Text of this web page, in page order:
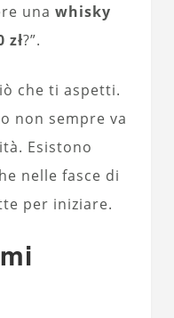
una whisky
zł?”.
che ti aspetti.
non sempre va
Esistono
nelle fasce di
per iniziare.